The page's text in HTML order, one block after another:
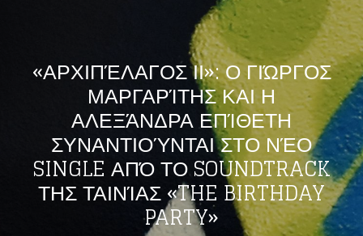
«ΑΡΧΙΠΈΛΑΓΟΣ ΙΙ»: Ο ΓΙΏΡΓΟΣ
ΜΑΡΓΑΡΊΤΗΣ ΚΑΙ Η
ΑΛΕΞΆΝΔΡΑ ΕΠΊΘΕΤΗ
ΣΥΝΑΝΤΙΟΎΝΤΑΙ ΣΤΟ ΝΈΟ
SINGLE ΑΠΌ ΤΟ SOUNDTRACK
ΤΗΣ ΤΑΙΝΊΑΣ «THE BIRTHDAY
PARTY»